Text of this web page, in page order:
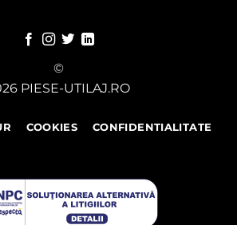
©
PIESE-UTILAJ.RO
COOKIES CONFIDENTIALITATE